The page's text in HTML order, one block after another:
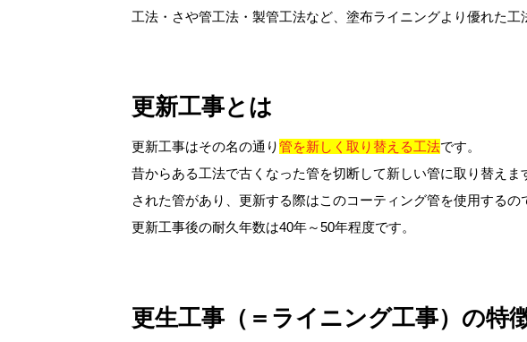
工法・さや管工法・製管工法など、塗布ライニングより優れた工
更新工事とは
更新工事はその名の通り管を新しく取り替える工法です。
昔からある工法で古くなった管を切断して新しい管に取り替え
された管があり、更新する際はこのコーティング管を使用するの
更新工事後の耐久年数は40年～50年程度です。
更生工事（＝ライニング工事）の特